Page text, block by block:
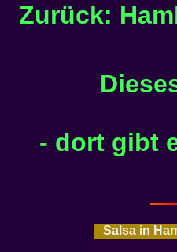
Zurück:
- dort gibt
Salsa in